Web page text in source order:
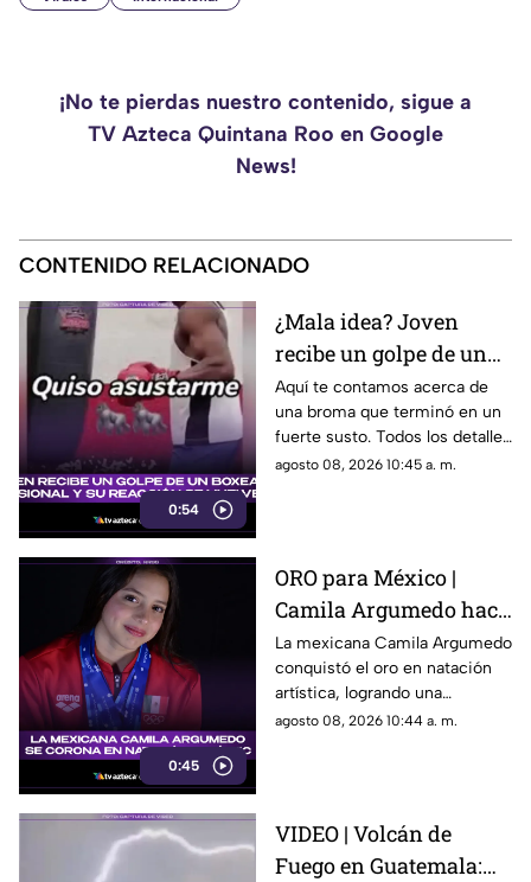
¡No te pierdas nuestro contenido, sigue a
TV Azteca Quintana Roo en Google
News!
CONTENIDO RELACIONADO
0:54
¿Mala idea? Joven
recibe un golpe de un
boxeador profesional y
su reacción se vuelve
viral en TikTok
Aquí te contamos acerca de
una broma que terminó en un
fuerte susto. Todos los detalles
sobre el video que se volvió
agosto 08, 2026 10:45 a. m.
0:45
ORO para México |
Camila Argumedo hace
historia y se corona en
natación artística
La mexicana Camila Argumedo
conquistó el oro en natación
artística, logrando una
histórica victoria para el
agosto 08, 2026 10:44 a. m.
VIDEO | Volcán de
Fuego en Guatemala: